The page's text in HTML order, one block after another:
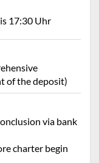
17:30 Uhr
of the deposit)
via bank
charter begin